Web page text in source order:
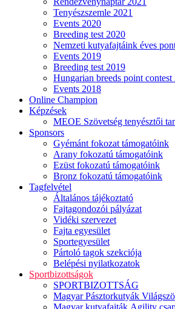
Tenyészszemle 2021
Events 2020
Breeding test 2020
Nemzeti kutyafajtáink éves
Events 2019
Breeding test 2019
Hungarian breeds point contest
Events 2018
Online Champion
Képzések
MEOE Szövetség tenyésztői
Sponsors
Gyémánt fokozat támogatóink
Arany fokozatú támogatóink
Ezüst fokozatú támogatóink
Bronz fokozatú támogatóink
Tagfelvétel
Általános tájékoztató
Fajtagondozói pályázat
Vidéki szervezet
Fajta egyesület
Sportegyesület
Pártoló tagok szekciója
Belépési nyilatkozatok
Sportbizottságok
SPORTBIZOTTSÁG
Magyar Pásztorkutyák
Magyar kutyafajták Agility